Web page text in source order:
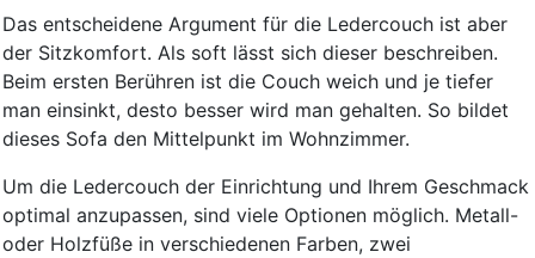
Das entscheidene Argument für die Ledercouch ist aber
der Sitzkomfort. Als soft lässt sich dieser beschreiben.
Beim ersten Berühren ist die Couch weich und je tiefer
man einsinkt, desto besser wird man gehalten. So bildet
dieses Sofa den Mittelpunkt im Wohnzimmer.
Um die Ledercouch der Einrichtung und Ihrem Geschmack
optimal anzupassen, sind viele Optionen möglich. Metall-
oder Holzfüße in verschiedenen Farben, zwei